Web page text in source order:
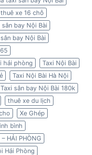
xe 16 chỗ
bay Nội Bài
bay Nội Bài
hải phòng
Taxi Nội Bài
Taxi Nội Bài Hà Nội
Taxi sân bay Nội Bài 180k
thuê xe du lịch
Xe Ghép
bình
HẢI PHÒNG
Hải Phòng